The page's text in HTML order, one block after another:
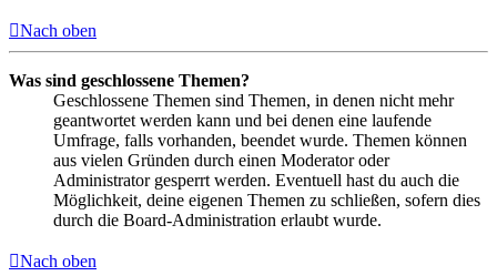
Nach oben
Was sind geschlossene Themen?
Geschlossene Themen sind Themen, in denen nicht mehr
geantwortet werden kann und bei denen eine laufende
Umfrage, falls vorhanden, beendet wurde. Themen können
aus vielen Gründen durch einen Moderator oder
Administrator gesperrt werden. Eventuell hast du auch die
Möglichkeit, deine eigenen Themen zu schließen, sofern dies
durch die Board-Administration erlaubt wurde.
Nach oben